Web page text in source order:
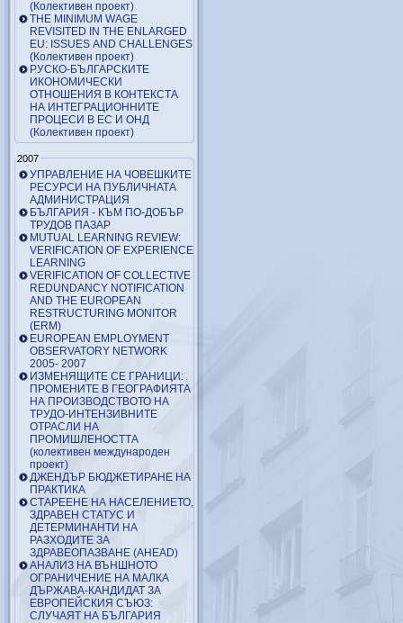
(Колективен проект)
THE MINIMUM WAGE
REVISITED IN THE ENLARGED
EU: ISSUES AND CHALLENGES
(Колективен проект)
РУСКО-БЪЛГАРСКИТЕ
ИКОНОМИЧЕСКИ
ОТНОШЕНИЯ В КОНТЕКСТА
НА ИНТЕГРАЦИОННИТЕ
ПРОЦЕСИ В ЕС И ОНД
(Колективен проект)
2007
УПРАВЛЕНИЕ НА ЧОВЕШКИТЕ
РЕСУРСИ НА ПУБЛИЧНАТА
АДМИНИСТРАЦИЯ
БЪЛГАРИЯ - КЪМ ПО-ДОБЪР
ТРУДОВ ПАЗАР
MUTUAL LEARNING REVIEW:
VERIFICATION OF EXPERIENCE
LEARNING
VERIFICATION OF COLLECTIVE
REDUNDANCY NOTIFICATION
AND THE EUROPEAN
RESTRUCTURING MONITOR
(ERM)
EUROPEAN EMPLOYMENT
OBSERVATORY NETWORK
2005- 2007
ИЗМЕНЯЩИТЕ СЕ ГРАНИЦИ:
ПРОМЕНИТЕ В ГЕОГРАФИЯТА
НА ПРОИЗВОДСТВОТО НА
ТРУДО-ИНТЕНЗИВНИТЕ
ОТРАСЛИ НА
ПРОМИШЛЕНОСТТА
(колективен международен
проект)
ДЖЕНДЪР БЮДЖЕТИРАНЕ НА
ПРАКТИКА
СТАРЕЕНЕ НА НАСЕЛЕНИЕТО,
ЗДРАВЕН СТАТУС И
ДЕТЕРМИНАНТИ НА
РАЗХОДИТЕ ЗА
ЗДРАВЕОПАЗВАНЕ (AHEAD)
АНАЛИЗ НА ВЪНШНОТО
ОГРАНИЧЕНИЕ НА МАЛКА
ДЪРЖАВА-КАНДИДАТ ЗА
ЕВРОПЕЙСКИЯ СЪЮЗ:
СЛУЧАЯТ НА БЪЛГАРИЯ